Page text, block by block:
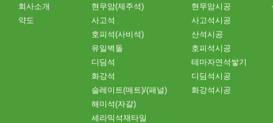
회사소개
약도
현무암(제주석)
사고석
호피석(사비석)
유일벽돌
디딤석
화강석
슬레이트(매트)/(패널)
해미석(자갈)
세라믹석재타일
현무암시공
사고석시공
산석시공
호피석시공
테마자연석쌓기
디딤석시공
화강석시공